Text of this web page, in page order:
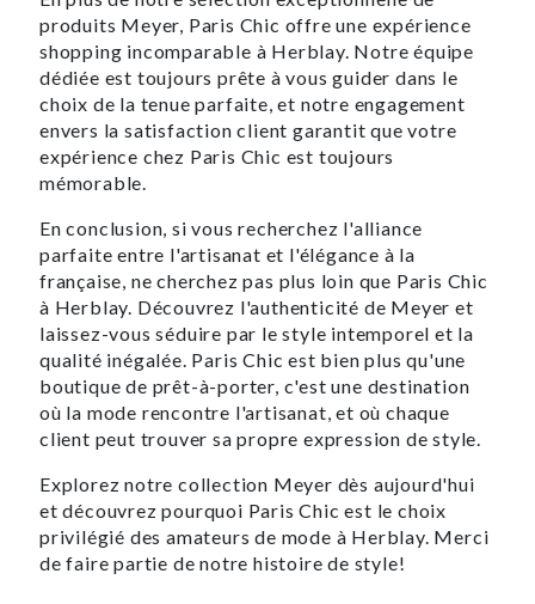
produits Meyer, Paris Chic offre une expérience
shopping incomparable à Herblay. Notre équipe
dédiée est toujours prête à vous guider dans le
choix de la tenue parfaite, et notre engagement
envers la satisfaction client garantit que votre
expérience chez Paris Chic est toujours
mémorable.
En conclusion, si vous recherchez l'alliance
parfaite entre l'artisanat et l'élégance à la
française, ne cherchez pas plus loin que Paris Chic
à Herblay. Découvrez l'authenticité de Meyer et
laissez-vous séduire par le style intemporel et la
qualité inégalée. Paris Chic est bien plus qu'une
boutique de prêt-à-porter, c'est une destination
où la mode rencontre l'artisanat, et où chaque
client peut trouver sa propre expression de style.
Explorez notre collection Meyer dès aujourd'hui
et découvrez pourquoi Paris Chic est le choix
privilégié des amateurs de mode à Herblay. Merci
de faire partie de notre histoire de style!